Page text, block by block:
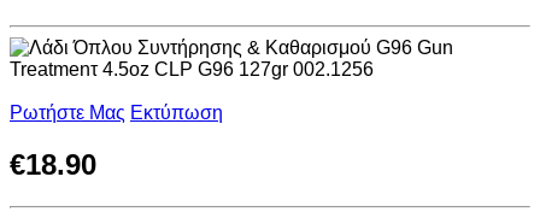
Ρωτήστε Μας Εκτύπωση
€18.90